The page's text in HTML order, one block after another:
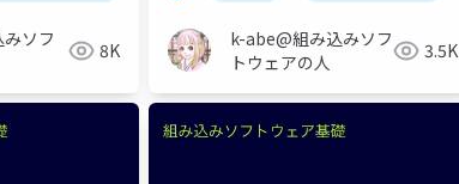
ソフ
8K
k-abe@組み込みソフ
トウェアの人
3.5K